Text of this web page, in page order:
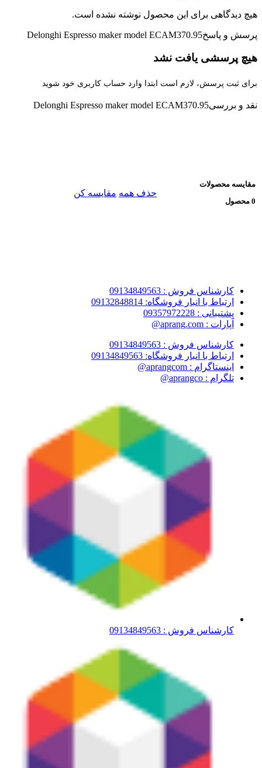
هیچ دیدگاهی برای این محصول نوشته نشده است.
پرسش و پاسخDelonghi Espresso maker model ECAM370.95
هیچ پرسشی یافت نشد
برای ثبت پرسش، لازم است ابتدا وارد حساب کاربری خود شوید
نقد و بررسیDelonghi Espresso maker model ECAM370.95
مقایسه محصولات
0 محصول
حذف همه مقایسه کن
کارشناس فروش : 09134849563
ارتباط با انبار فروشگاه: 09132848814
پشتیبانی : 09357972228
آپارات : aprang.com@
کارشناس فروش : 09134849563
ارتباط با انبار فروشگاه: 09134849563
اینستاگرام : aprangcom@
تلگرام : aprangco@
کارشناس فروش : 09134849563